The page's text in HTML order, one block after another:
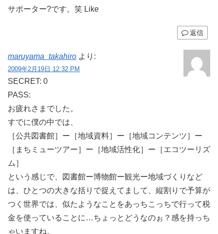
サポーター?です。笑 Like
返信
maruyama_takahiro より:
2009年2月19日 12:32 PM
SECRET: 0
PASS:
お疲れさまでした。
すでに僕の中では、
［公共図書館］ー［地域資料］ー［地域コンテンツ］ー
［まちミューツアー］ー［地域活性化］ー［エコツーリズ
ム］
という感じで、図書館ー博物館ー観光ー地域づくりなど
は、ひとつの大きな括りで捉えてまして、縦割りで予算が
つく世界では、似たようなことをあっちこっちで行って税
金を使っていることに…ちょっとどうなのぉ？感を持っち
ゃいますね。